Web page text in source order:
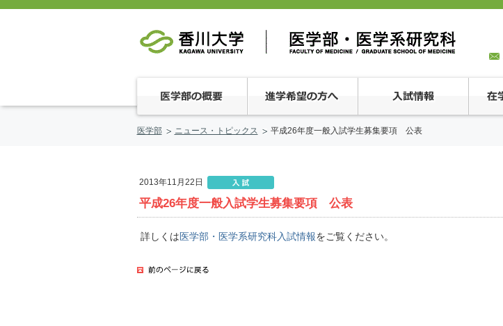
医学部 ニュース・トピックス 平成26年度一般入試学生募集要項 公表
2013年11月22日
平成26年度一般入試学生募集要項 公表
詳しくは医学部・医学系研究科入試情報をご覧ください。